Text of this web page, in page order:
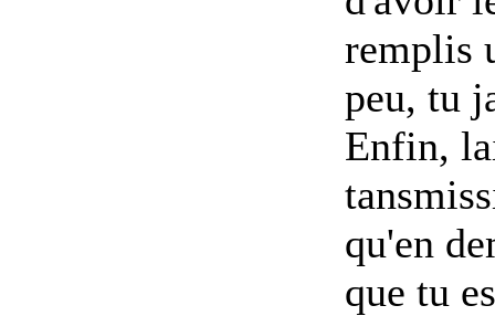
remplis
peu, tu
Enfin,
qu'en
que tu